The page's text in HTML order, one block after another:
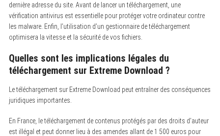
dernière adresse du site. Avant de lancer un téléchargement, une
vérification antivirus est essentielle pour protéger votre ordinateur contre
les malware. Enfin, l’utilisation d’un gestionnaire de téléchargement
optimisera la vitesse et la sécurité de vos fichiers.
Quelles sont les implications légales du
téléchargement sur Extreme Download ?
Le téléchargement sur Extreme Download peut entraîner des conséquences
juridiques importantes.
En France, le téléchargement de contenus protégés par des droits d’auteur
est illégal et peut donner lieu à des amendes allant de 1 500 euros pour